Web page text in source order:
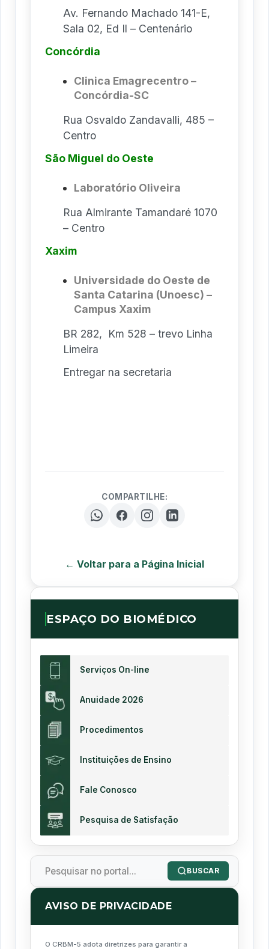
Av. Fernando Machado 141-E,
Sala 02, Ed Il – Centenário
Concórdia
Clinica Emagrecentro –
Concórdia-SC
Rua Osvaldo Zandavalli, 485 –
Centro
São Miguel do Oeste
Laboratório Oliveira
Rua Almirante Tamandaré 1070
– Centro
Xaxim
Universidade do Oeste de
Santa Catarina (Unoesc) –
Campus Xaxim
BR 282, Km 528 – trevo Linha
Limeira
Entregar na secretaria
COMPARTILHE:
← Voltar para a Página Inicial
ESPAÇO DO BIOMÉDICO
Serviços On-line
Anuidade 2026
Procedimentos
Instituições de Ensino
Fale Conosco
Pesquisa de Satisfação
BUSCAR
AVISO DE PRIVACIDADE
O CRBM-5 adota diretrizes para garantir a